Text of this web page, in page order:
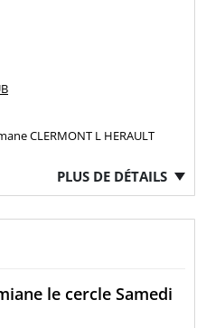
CLERMONT L HERAULT
PLUS DE DÉTAILS
le cercle Samedi